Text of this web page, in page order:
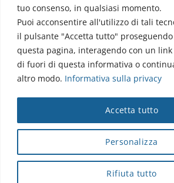
tuo consenso, in qualsiasi momento.
Puoi acconsentire all'utilizzo di tali
il pulsante "Accetta tutto"
questa pagina, interagendo con un
di fuori di questa informativa o
altro modo. Informativa sulla privacy
Personalizza
Rifiuta tutto
Accetta tutto
Copyright © 2026 Istituto
Neuromed S.p.A.
Webmail |Privacy Policy|Privacy|
Contatti|Credits
Cap. Soc. € 4.040.000 i.v. - Numero REA